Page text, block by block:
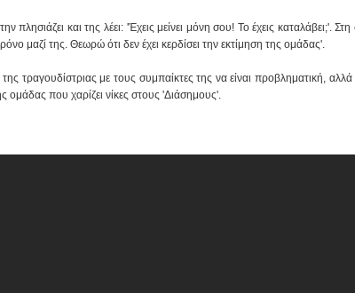
πλησιάζει και της λέει: 'Έχεις μείνει μόνη σου! Το έχεις καταλάβει;'.
μαζί της. Θεωρώ ότι δεν έχει κερδίσει την εκτίμηση της ομάδας'.
τραγουδίστριας με τους συμπαίκτες της να είναι προβληματική,
ομάδας που χαρίζει νίκες στους 'Διάσημους'.